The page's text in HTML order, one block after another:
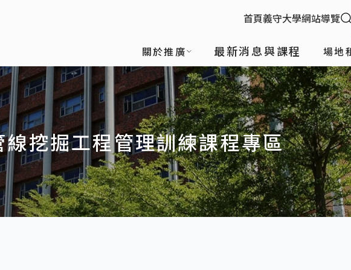
:::
首頁義守大學網站導覽
關於推廣 最新消息與課程 場地
線挖掘工程管理訓練課程專區